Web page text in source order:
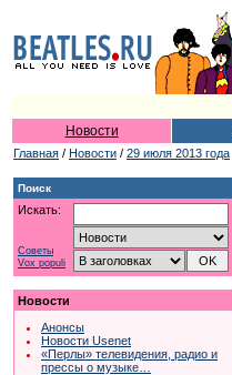
Новости
Главная / Новости / 29 июля 2013 года
Поиск
Искать:
Советы
Vox populi
Новости
Анонсы
Новости Usenet
«Перлы» телевидения, радио и
прессы о музыке…